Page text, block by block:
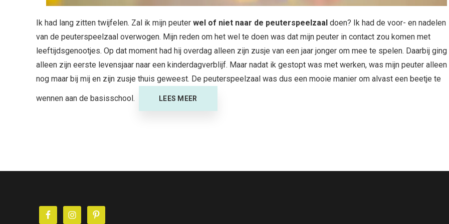
Ik had lang zitten twijfelen. Zal ik mijn peuter wel of niet naar de peuterspeelzaal doen? Ik had de voor- en nadelen
van de peuterspeelzaal overwogen. Mijn reden om het wel te doen was dat mijn peuter in contact zou komen met
leeftijdsgenootjes. Op dat moment had hij overdag alleen zijn zusje van een jaar jonger om mee te spelen. Daarbij ging
alleen zijn eerste levensjaar naar een kinderdagverblijf. Maar nadat ik gestopt was met werken, was mijn peuter alleen
nog maar bij mij en zijn zusje thuis geweest. De peuterspeelzaal was dus een mooie manier om alvast een beetje te
wennen aan de basisschool. LEES MEER